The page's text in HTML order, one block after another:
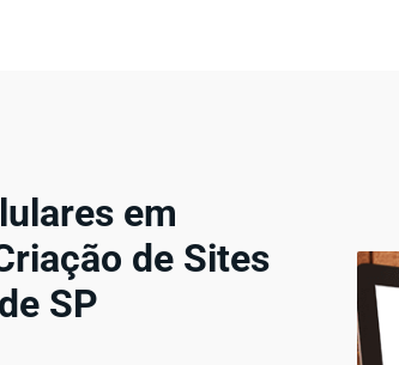
em
de Sites
SP